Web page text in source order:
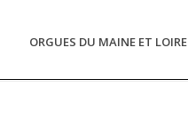
ORGUES DU MAINE ET LOIRE